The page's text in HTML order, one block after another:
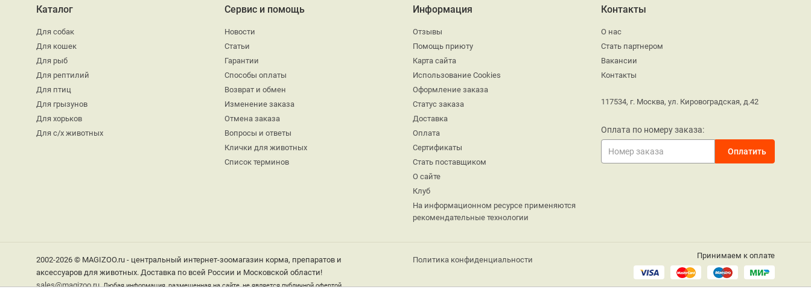
Каталог
Для собак
Для кошек
Для рыб
Для рептилий
Для птиц
Для грызунов
Для хорьков
Для с/х животных
Сервис и помощь
Новости
Статьи
Гарантии
Способы оплаты
Возврат и обмен
Изменение заказа
Отмена заказа
Вопросы и ответы
Клички для животных
Список терминов
Информация
Отзывы
Помощь приюту
Карта сайта
Использование Cookies
Оформление заказа
Статус заказа
Доставка
Оплата
Сертификаты
Стать поставщиком
О сайте
Клуб
На информационном ресурсе применяются
рекомендательные технологии
Контакты
О нас
Стать партнером
Вакансии
Контакты
117534, г. Москва, ул. Кировоградская, д.42
Оплата по номеру заказа:
2002-2026 © MAGIZOO.ru - центральный интернет-зоомагазин корма, препаратов и
аксессуаров для животных. Доставка по всей России и Московской области!
sales@magizoo.ru Любая информация, размещенная на сайте, не является публичной офертой.
Политика конфиденциальности Принимаем к оплате